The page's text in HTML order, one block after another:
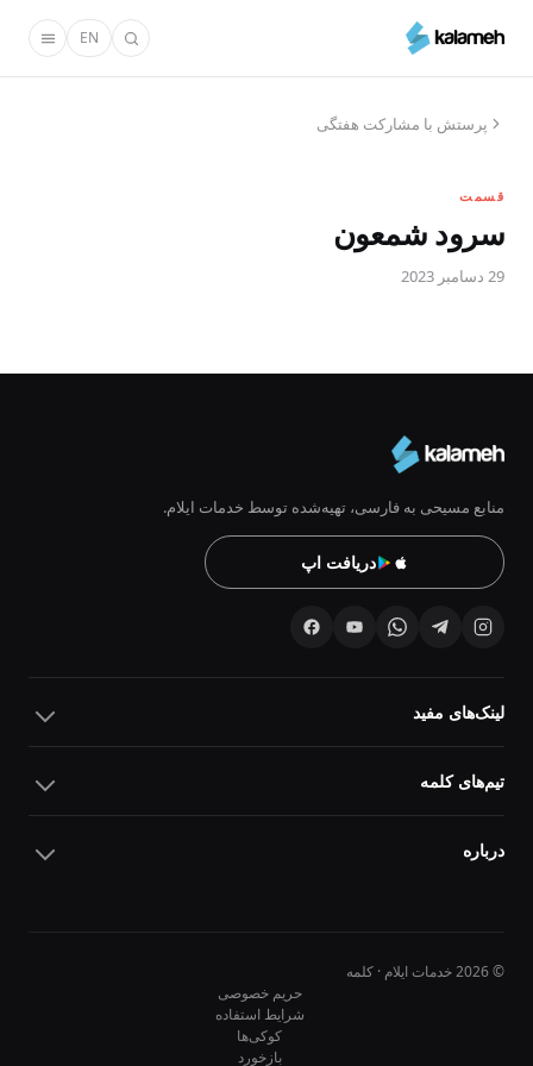
محتوای
EN
پرستش با مشارکت هفتگی
قسمت
سرود شمعون
29 دسامبر 2023
منابع مسیحی به فارسی، تهیه‌شده توسط خدمات ایلام.
دریافت اپ
لینک‌های مفید
تیم‌های کلمه
درباره
© 2026 خدمات ایلام · کلمه
حریم خصوصی
شرایط استفاده
کوکی‌ها
بازخورد
10